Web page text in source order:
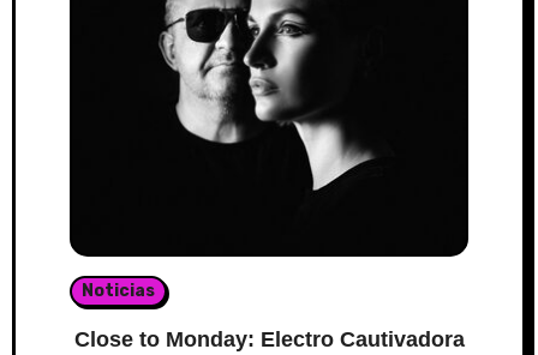
Noticias
Close to Monday: Electro Cautivadora